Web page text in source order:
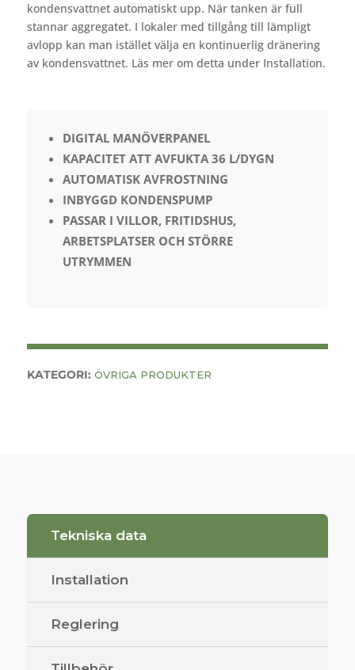
kondensvattnet automatiskt upp. När tanken är full
stannar aggregatet. I lokaler med tillgång till lämpligt
avlopp kan man istället välja en kontinuerlig dränering
av kondensvattnet. Läs mer om detta under Installation.
DIGITAL MANÖVERPANEL
KAPACITET ATT AVFUKTA 36 L/DYGN
AUTOMATISK AVFROSTNING
INBYGGD KONDENSPUMP
PASSAR I VILLOR, FRITIDSHUS,
ARBETSPLATSER OCH STÖRRE
UTRYMMEN
KATEGORI: ÖVRIGA PRODUKTER
Tekniska data
Installation
Reglering